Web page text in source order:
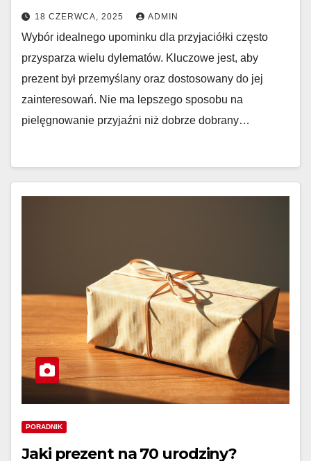
18 CZERWCA, 2025 ADMIN
Wybór idealnego upominku dla przyjaciółki często
przysparza wielu dylematów. Kluczowe jest, aby
prezent był przemyślany oraz dostosowany do jej
zainteresowań. Nie ma lepszego sposobu na
pielęgnowanie przyjaźni niż dobrze dobrany…
PORADNIK
Jaki prezent na 70 urodziny?